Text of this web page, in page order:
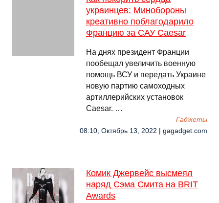
украинцев: Минобороны
креативно поблагодарило
Францию за САУ Caesar
На днях президент Франции
пообещал увеличить военную
помощь ВСУ и передать Украине
новую партию самоходных
артиллерийских установок
Caesar. …
Гаджеты
08:10, Октябрь 13, 2022 | gagadget.com
Комик Джервейс высмеял
наряд Сэма Смита на BRIT
Awards